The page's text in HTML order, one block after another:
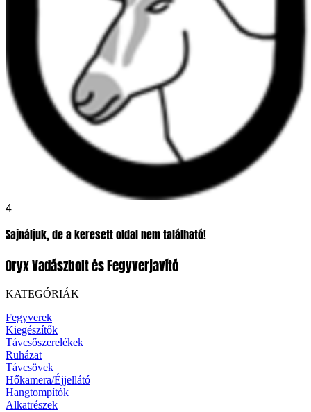
4
Sajnáljuk, de a keresett oldal nem található!
Oryx Vadászbolt és Fegyverjavító
KATEGÓRIÁK
Fegyverek
Kiegészítők
Távcsőszerelékek
Ruházat
Távcsövek
Hőkamera/Éjjellátó
Hangtompítók
Alkatrészek